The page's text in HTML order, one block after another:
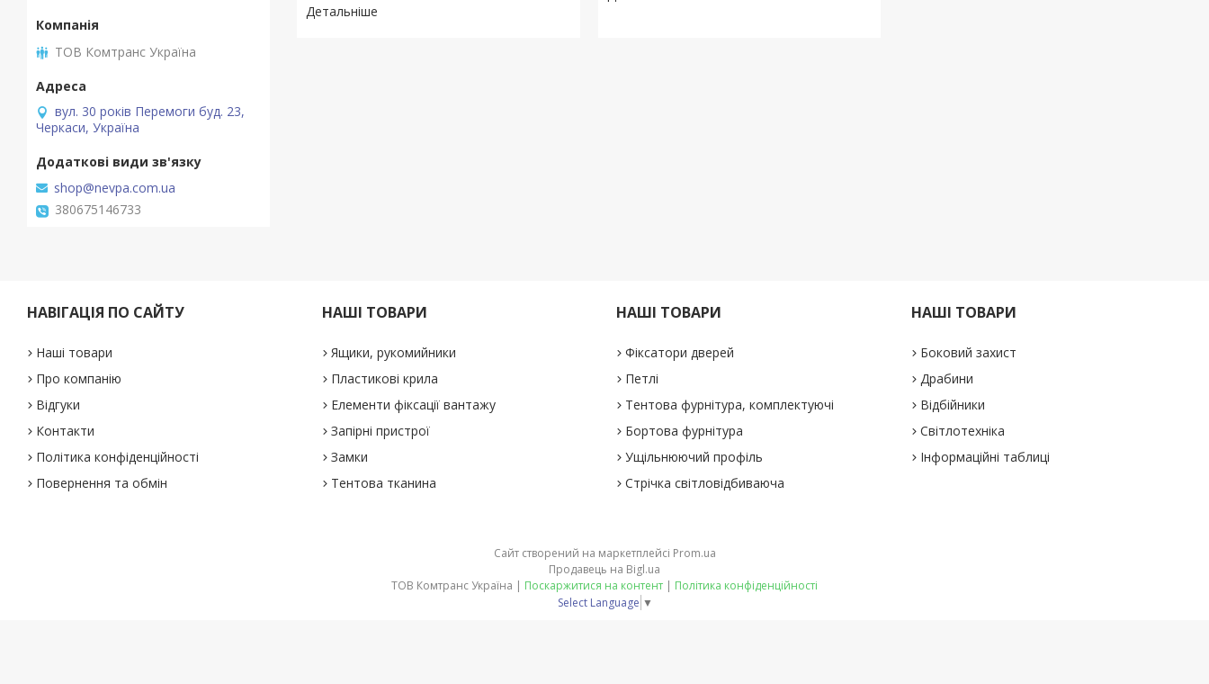
ТОВ Комтранс Україна
вул. 30 років Перемоги буд. 23,
Черкаси, Україна
shop@nevpa.com.ua
380675146733
НАВІГАЦІЯ ПО САЙТУ
Наші товари
Про компанію
Відгуки
Контакти
Політика конфіденційності
Повернення та обмін
НАШІ ТОВАРИ
Ящики, рукомийники
Пластикові крила
Елементи фіксації вантажу
Запірні пристрої
Замки
Тентова тканина
НАШІ ТОВАРИ
Фіксатори дверей
Петлі
Тентова фурнітура, комплектуючі
Бортова фурнітура
Ущільнюючий профіль
Стрічка світловідбиваюча
НАШІ ТОВАРИ
Боковий захист
Драбини
Відбійники
Світлотехніка
Інформаційні таблиці
Сайт створений на маркетплейсі Prom.ua
Продавець на Bigl.ua
ТОВ Комтранс Україна | Поскаржитися на контент | Політика конфіденційності
Select Language ▼